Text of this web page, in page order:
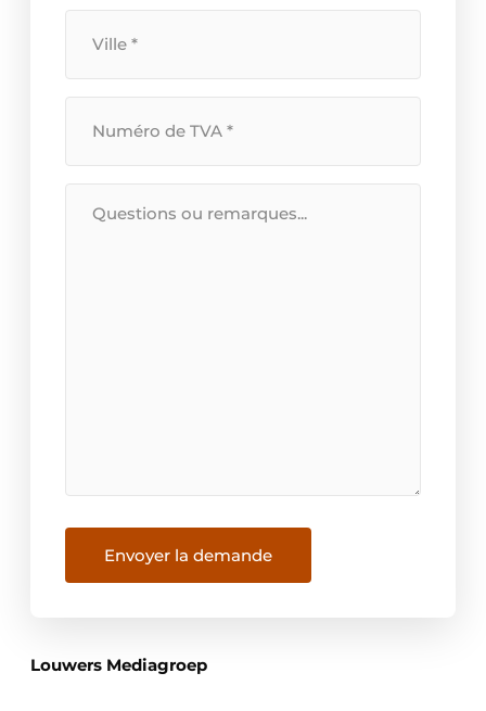
Nummer*
Envoyer la demande
Louwers Mediagroep